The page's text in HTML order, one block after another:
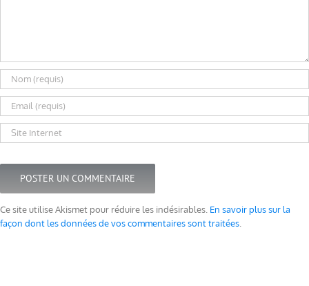
Ce site utilise Akismet pour réduire les indésirables. En savoir plus sur la
façon dont les données de vos commentaires sont traitées